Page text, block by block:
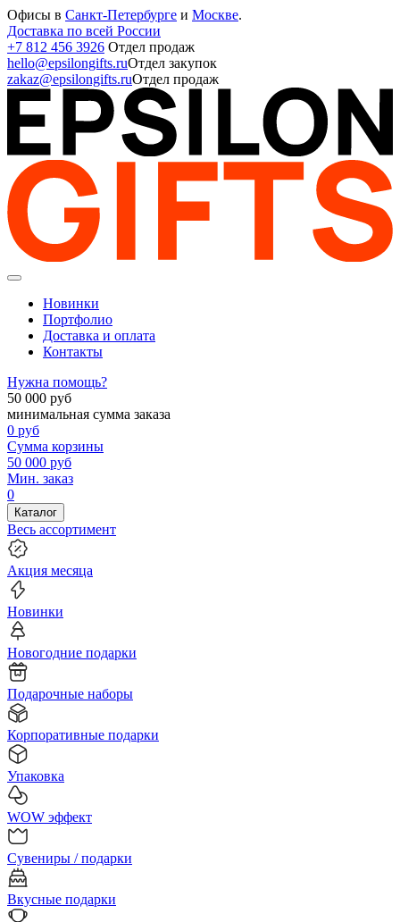
Офисы в Санкт-Петербурге и Москве.
Доставка по всей России
+7 812 456 3926 Отдел продаж
hello@epsilongifts.ruОтдел закупок
zakaz@epsilongifts.ruОтдел продаж
Новинки
Портфолио
Доставка и оплата
Контакты
Нужна помощь?
50 000 руб
минимальная сумма заказа
0 руб
Сумма корзины
50 000 руб
Мин. заказ
0
Каталог
Весь ассортимент
Акция месяца
Новинки
Новогодние подарки
Подарочные наборы
Корпоративные подарки
Упаковка
WOW эффект
Сувениры / подарки
Вкусные подарки